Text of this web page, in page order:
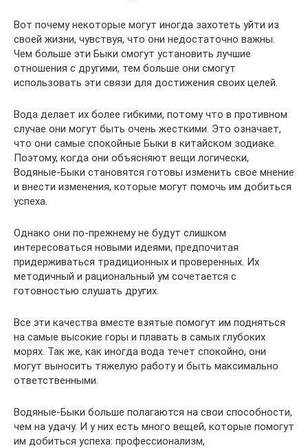
Вот почему некоторые могут иногда захотеть уйти из
своей жизни, чувствуя, что они недостаточно важны.
Чем больше эти Быки смогут установить лучшие
отношения с другими, тем больше они смогут
использовать эти связи для достижения своих целей.
Вода делает их более гибкими, потому что в противном
случае они могут быть очень жесткими. Это означает,
что они самые спокойные Быки в китайском зодиаке.
Поэтому, когда они объясняют вещи логически,
Водяные-Быки становятся готовы изменить свое мнение
и внести изменения, которые могут помочь им добиться
успеха.
Однако они по-прежнему не будут слишком
интересоваться новыми идеями, предпочитая
придерживаться традиционных и проверенных. Их
методичный и рациональный ум сочетается с
готовностью слушать других.
Все эти качества вместе взятые помогут им подняться
на самые высокие горы и плавать в самых глубоких
морях. Так же, как иногда вода течет спокойно, они
могут выносить тяжелую работу и быть максимально
ответственными.
Водяные-Быки больше полагаются на свои способности,
чем на удачу. И у них есть много вещей, которые помогут
им добиться успеха: профессионализм,